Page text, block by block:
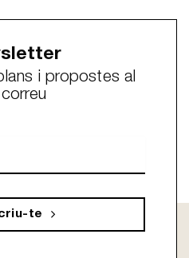
i propostes al
te